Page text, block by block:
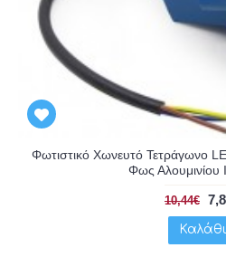
Φωτιστικό Χωνευτό Τετράγωνο
Φως Αλουμινίου
10,44€
Καλάθι